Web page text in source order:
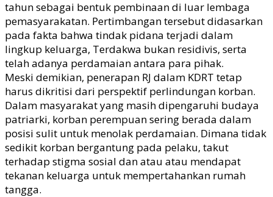
tahun sebagai bentuk pembinaan di luar lembaga
pemasyarakatan. Pertimbangan tersebut didasarkan
pada fakta bahwa tindak pidana terjadi dalam
lingkup keluarga, Terdakwa bukan residivis, serta
telah adanya perdamaian antara para pihak.
Meski demikian, penerapan RJ dalam KDRT tetap
harus dikritisi dari perspektif perlindungan korban.
Dalam masyarakat yang masih dipengaruhi budaya
patriarki, korban perempuan sering berada dalam
posisi sulit untuk menolak perdamaian. Dimana tidak
sedikit korban bergantung pada pelaku, takut
terhadap stigma sosial dan atau atau mendapat
tekanan keluarga untuk mempertahankan rumah
tangga.